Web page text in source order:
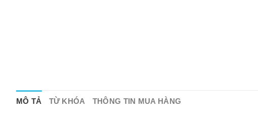
MÔ TẢ TỪ KHÓA THÔNG TIN MUA HÀNG